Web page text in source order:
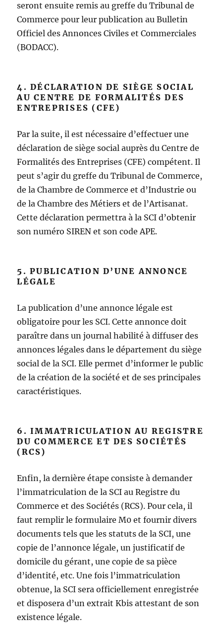
seront ensuite remis au greffe du Tribunal de
Commerce pour leur publication au Bulletin
Officiel des Annonces Civiles et Commerciales
(BODACC).
4. DÉCLARATION DE SIÈGE SOCIAL
AU CENTRE DE FORMALITÉS DES
ENTREPRISES (CFE)
Par la suite, il est nécessaire d’effectuer une
déclaration de siège social auprès du Centre de
Formalités des Entreprises (CFE) compétent. Il
peut s’agir du greffe du Tribunal de Commerce,
de la Chambre de Commerce et d’Industrie ou
de la Chambre des Métiers et de l’Artisanat.
Cette déclaration permettra à la SCI d’obtenir
son numéro SIREN et son code APE.
5. PUBLICATION D’UNE ANNONCE
LÉGALE
La publication d’une annonce légale est
obligatoire pour les SCI. Cette annonce doit
paraître dans un journal habilité à diffuser des
annonces légales dans le département du siège
social de la SCI. Elle permet d’informer le public
de la création de la société et de ses principales
caractéristiques.
6. IMMATRICULATION AU REGISTRE
DU COMMERCE ET DES SOCIÉTÉS
(RCS)
Enfin, la dernière étape consiste à demander
l’immatriculation de la SCI au Registre du
Commerce et des Sociétés (RCS). Pour cela, il
faut remplir le formulaire M0 et fournir divers
documents tels que les statuts de la SCI, une
copie de l’annonce légale, un justificatif de
domicile du gérant, une copie de sa pièce
d’identité, etc. Une fois l’immatriculation
obtenue, la SCI sera officiellement enregistrée
et disposera d’un extrait Kbis attestant de son
existence légale.